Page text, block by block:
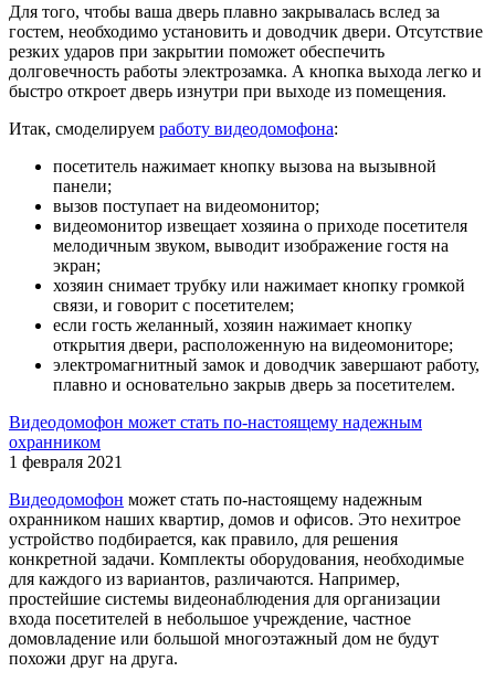
Для того, чтобы ваша дверь плавно закрывалась вслед за
гостем, необходимо установить и доводчик двери. Отсутствие
резких ударов при закрытии поможет обеспечить
долговечность работы электрозамка. А кнопка выхода легко и
быстро откроет дверь изнутри при выходе из помещения.
Итак, смоделируем работу видеодомофона:
посетитель нажимает кнопку вызова на вызывной
панели;
вызов поступает на видеомонитор;
видеомонитор извещает хозяина о приходе посетителя
мелодичным звуком, выводит изображение гостя на
экран;
хозяин снимает трубку или нажимает кнопку громкой
связи, и говорит с посетителем;
если гость желанный, хозяин нажимает кнопку
открытия двери, расположенную на видеомониторе;
электромагнитный замок и доводчик завершают работу,
плавно и основательно закрыв дверь за посетителем.
Видеодомофон может стать по-настоящему надежным
охранником
1 февраля 2021
Видеодомофон может стать по-настоящему надежным
охранником наших квартир, домов и офисов. Это нехитрое
устройство подбирается, как правило, для решения
конкретной задачи. Комплекты оборудования, необходимые
для каждого из вариантов, различаются. Например,
простейшие системы видеонаблюдения для организации
входа посетителей в небольшое учреждение, частное
домовладение или большой многоэтажный дом не будут
похожи друг на друга.